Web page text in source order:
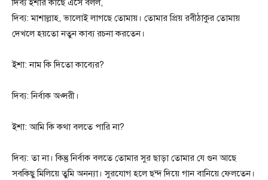
দিব্য ইশার কাছে এসে বলল,
দিব্য: মাশাল্লাহ, ভালোই লাগছে তোমায়। তোমার প্রিয় রবীঠাকুর তোমায়
দেখলে হয়তো নতুন কাব্য রচনা করতেন।
ইশা: নাম কি দিতো কাব্যের?
দিব্য: নির্বাক অপ্সরী।
ইশা: আমি কি কথা বলতে পারি না?
দিব্য: তা না। কিন্তু নির্বাক বলতে তোমার সুর ছাড়া তোমার যে গুন আছে
সবকিছু মিলিয়ে তুমি অনন্যা। সুরযোগ হলে ছন্দ দিয়ে গান বানিয়ে ফেলতেন।